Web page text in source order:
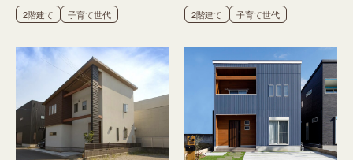
2階建て 子育て世代 2階建て 子育て世代